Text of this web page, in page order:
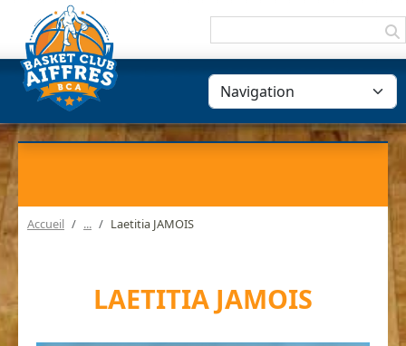
Accueil Laetitia JAMOIS
LAETITIA JAMOIS
Panneau de gestion des cookies